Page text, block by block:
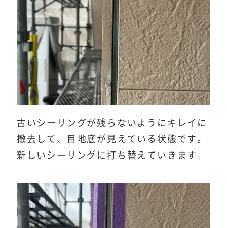
古いシーリングが残らないようにキレイに
撤去して、目地底が見えている状態です。
新しいシーリングに打ち替えていきます。